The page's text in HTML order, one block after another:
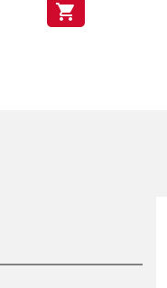
shopping_cart